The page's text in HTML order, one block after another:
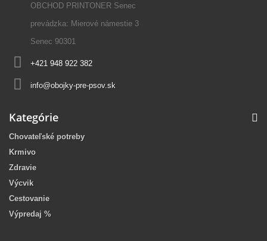
OBCHOD PRINTONER Senec
prevádzka: Mierové námestie 3
Senec 90301
+421 948 922 382
info@obojky-pre-psov.sk
Kategórie
Chovateľské potreby
Krmivo
Zdravie
Výcvik
Cestovanie
Výpredaj %